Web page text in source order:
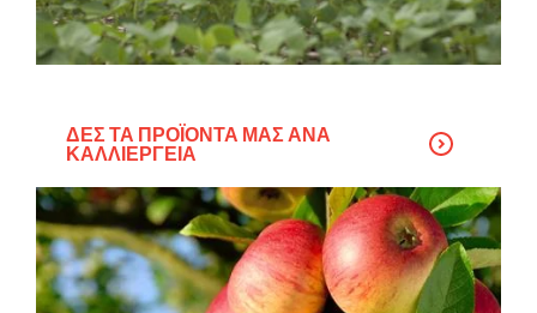
ΔΕΣ ΤΑ ΠΡΟΪΌΝΤΑ ΜΑΣ ΑΝΆ
ΚΑΛΛΙΈΡΓΕΙΑ